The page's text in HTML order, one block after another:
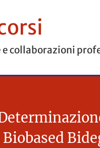
collaborazioni